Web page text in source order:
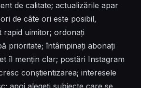
de calitate; actualizările apar
de câte ori este posibil,
rapid uimitor; ordonați
prioritate; întâmpinați abonați
îl mențin clar; postări Instagram
conștientizarea; interesele